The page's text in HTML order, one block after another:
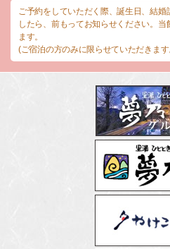
ご予約をしていただく際、誕生日、結婚
したら、前もってお知らせください。
ます。
(ご宿泊の方のみに限らせていただきま